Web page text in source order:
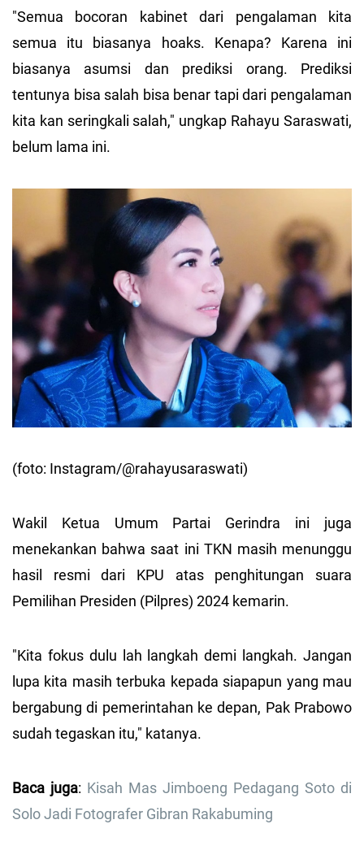
"Semua bocoran kabinet dari pengalaman kita
semua itu biasanya hoaks. Kenapa? Karena ini
biasanya asumsi dan prediksi orang. Prediksi
tentunya bisa salah bisa benar tapi dari pengalaman
kita kan seringkali salah," ungkap Rahayu Saraswati,
belum lama ini.
(foto: Instagram/@rahayusaraswati)
Wakil Ketua Umum Partai Gerindra ini juga
menekankan bahwa saat ini TKN masih menunggu
hasil resmi dari KPU atas penghitungan suara
Pemilihan Presiden (Pilpres) 2024 kemarin.
"Kita fokus dulu lah langkah demi langkah. Jangan
lupa kita masih terbuka kepada siapapun yang mau
bergabung di pemerintahan ke depan, Pak Prabowo
sudah tegaskan itu," katanya.
Baca juga: Kisah Mas Jimboeng Pedagang Soto di
Solo Jadi Fotografer Gibran Rakabuming